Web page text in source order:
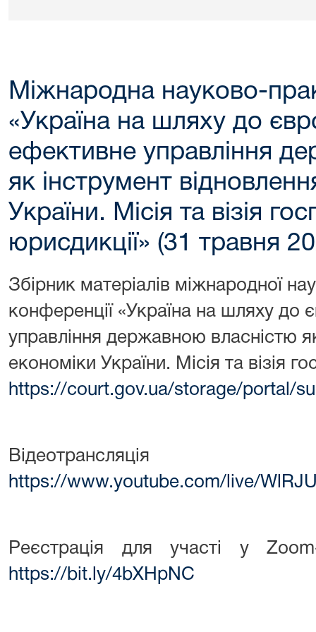
Міжнародна науково-
«Україна на шляху до
ефективне управління
як інструмент
України. Місія та візія
юрисдикції» (31 травня
Збірник матеріалів міжнародної
конференції «Україна на шляху до
управління державною власністю
економіки України. Місія та візія
https://court.gov.ua/storage/portal/
https://www.youtube.com/live/
Реєстрація для участі у
https://bit.ly/4bXHpNC